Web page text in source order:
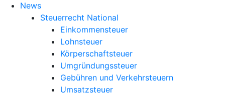
News
Steuerrecht National
Einkommensteuer
Lohnsteuer
Körperschaftsteuer
Umgründungssteuer
Gebühren und Verkehrsteuern
Umsatzsteuer